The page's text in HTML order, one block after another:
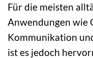
Für die meisten
Anwendungen wie
Kommunikation
ist es jedoch